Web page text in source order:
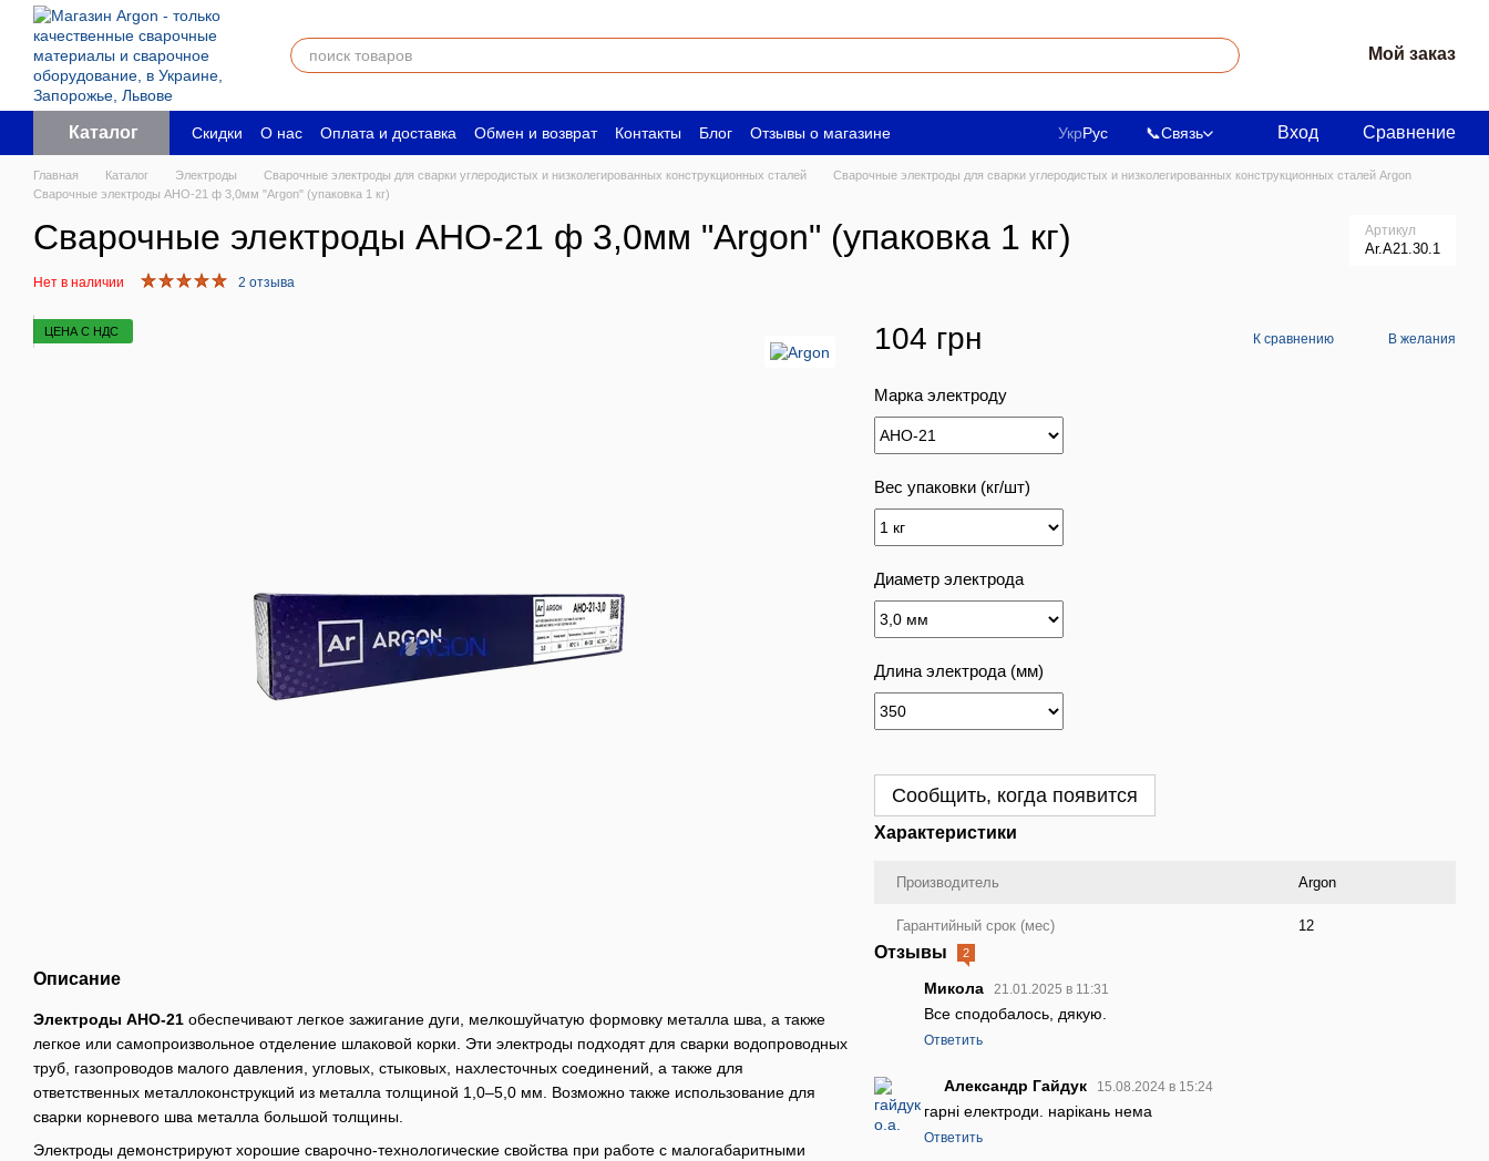
Перейти к основному контенту
Мой заказ
Каталог Скидки О нас Оплата и доставка Обмен и возврат Контакты Блог
Отзывы о магазине
Пользовательское соглашение
Юридическим лицам Вакансии
УкрРус 📞Связь Вход Сравнение
Главная Каталог Электроды Сварочные электроды для сварки углеродистых и низколегированных конструкционных сталей
Сварочные электроды для сварки углеродистых и низколегированных конструкционных сталей Argon
Сварочные электроды АНО-21 ф 3,0мм "Argon" (упаковка 1 кг)
Сварочные электроды АНО-21 ф 3,0мм "Argon" (упаковка 1 кг) Артикул
Ar.A21.30.1
Нет в наличии 2 отзыва
ЦЕНА С НДС
Описание
Электроды АНО-21 обеспечивают легкое зажигание дуги, мелкошуйчатую формовку металла шва, а также
легкое или самопроизвольное отделение шлаковой корки. Эти электроды подходят для сварки водопроводных
труб, газопроводов малого давления, угловых, стыковых, нахлесточных соединений, а также для
ответственных металлоконструкций из металла толщиной 1,0–5,0 мм. Возможно также использование для
сварки корневого шва металла большой толщины.
Электроды демонстрируют хорошие сварочно-технологические свойства при работе с малогабаритными
104 грн К сравнению В желания
Марка электроду
Вес упаковки (кг/шт)
Диаметр электрода
Длина электрода (мм)
Сообщить, когда появится
Характеристики
Производитель Argon
Гарантийный срок (мес) 12
Отзывы 2
Микола 21.01.2025 в 11:31
Все сподобалось, дякую.
Ответить
Александр Гайдук 15.08.2024 в 15:24
гарні електроди. нарікань нема
Ответить